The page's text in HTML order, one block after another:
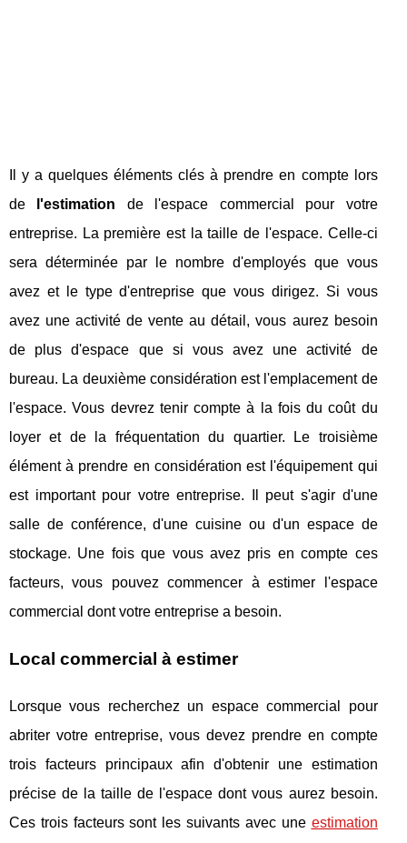
Il y a quelques éléments clés à prendre en compte lors
de
l'estimation de l'espace commercial pour votre
entreprise. La première est la taille de l'espace. Celle-ci
sera déterminée par le nombre d'employés que vous
avez et le type d'entreprise que vous dirigez. Si vous
avez une activité de vente au détail, vous aurez besoin
de plus d'espace que si vous avez une activité de
bureau. La deuxième considération est l'emplacement de
l'espace. Vous devrez tenir compte à la fois du coût du
loyer et de la fréquentation du quartier. Le troisième
élément à prendre en considération est l'équipement qui
est important pour votre entreprise. Il peut s'agir d'une
salle de conférence, d'une cuisine ou d'un espace de
stockage. Une fois que vous avez pris en compte ces
facteurs, vous pouvez commencer à estimer l'espace
commercial dont votre entreprise a besoin.
Local commercial à estimer
Lorsque vous recherchez un espace commercial pour
abriter votre entreprise, vous devez prendre en compte
trois facteurs principaux afin d'obtenir une estimation
précise de la taille de l'espace dont vous aurez besoin.
Ces trois facteurs sont les suivants avec une estimation